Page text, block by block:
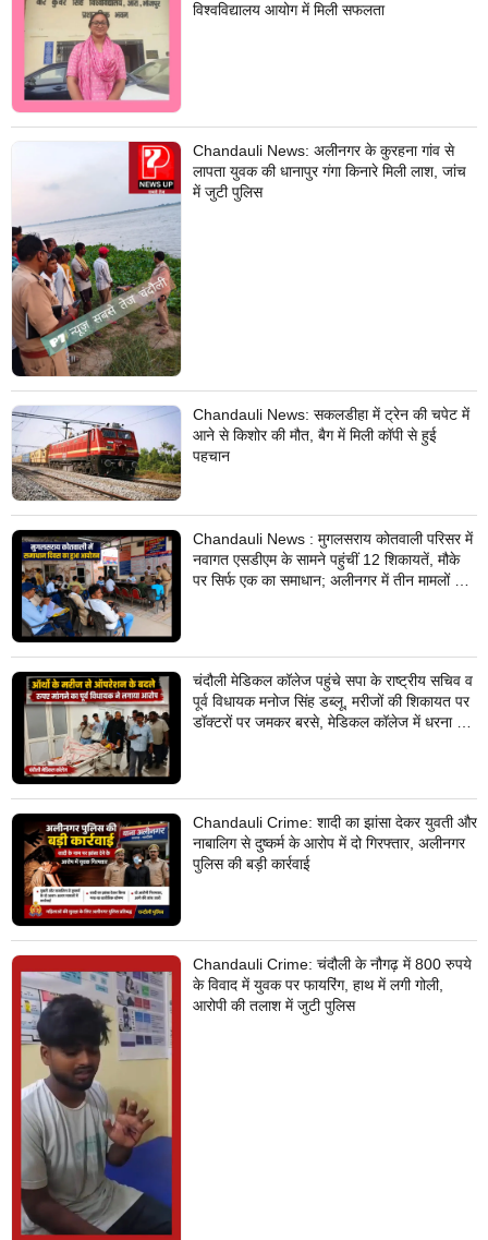
विश्वविद्यालय आयोग में मिली सफलता
Chandauli News: अलीनगर के कुरहना गांव से
लापता युवक की धानापुर गंगा किनारे मिली लाश, जांच
में जुटी पुलिस
Chandauli News: सकलडीहा में ट्रेन की चपेट में
आने से किशोर की मौत, बैग में मिली कॉपी से हुई
पहचान
Chandauli News : मुगलसराय कोतवाली परिसर में
नवागत एसडीएम के सामने पहुंचीं 12 शिकायतें, मौके
पर सिर्फ एक का समाधान; अलीनगर में तीन मामलों का
चंदौली मेडिकल कॉलेज पहुंचे सपा के राष्ट्रीय सचिव व
पूर्व विधायक मनोज सिंह डब्लू, मरीजों की शिकायत पर
डॉक्टरों पर जमकर बरसे, मेडिकल कॉलेज में धरना देने
Chandauli Crime: शादी का झांसा देकर युवती और
नाबालिग से दुष्कर्म के आरोप में दो गिरफ्तार, अलीनगर
पुलिस की बड़ी कार्रवाई
Chandauli Crime: चंदौली के नौगढ़ में 800 रुपये
के विवाद में युवक पर फायरिंग, हाथ में लगी गोली,
आरोपी की तलाश में जुटी पुलिस